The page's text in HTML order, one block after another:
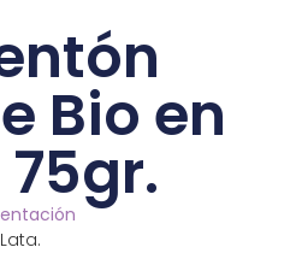
Bio en
Lata.